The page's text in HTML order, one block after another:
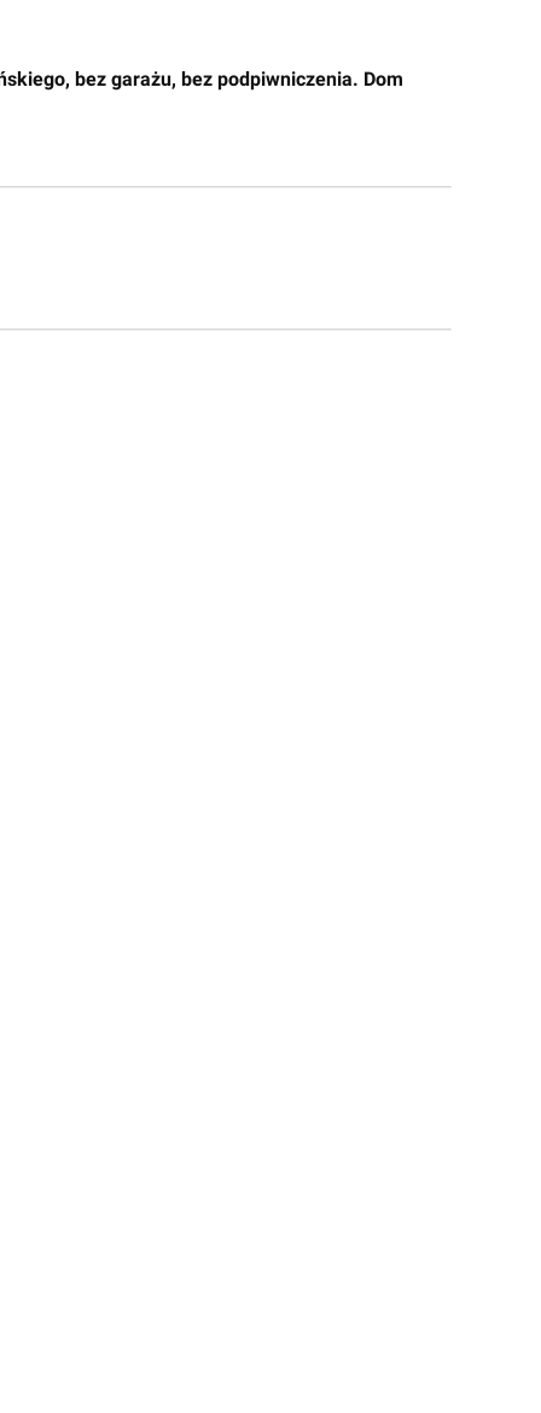
bez garażu, bez podpiwniczenia. Dom